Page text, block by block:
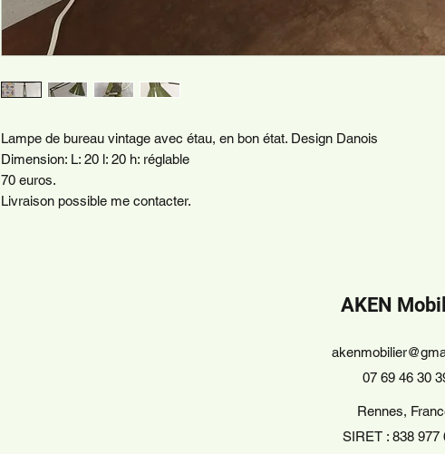
Lampe de bureau vintage avec étau, en bon état. Design Danois
Dimension: L: 20 l: 20 h: réglable
70 euros.
Livraison possible me contacter.
AKEN
07 69 46 30
Rennes,
SIRET : 838 977